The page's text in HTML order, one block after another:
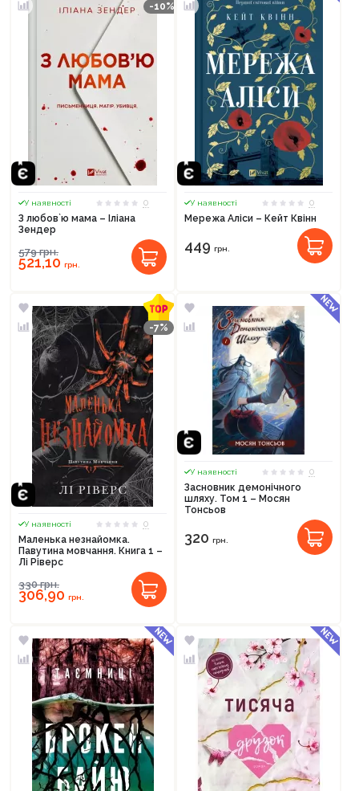
-10%
У наявності
0
З любов`ю мама – Іліана
Зендер
579грн.
521,10 грн.
У наявності
0
Мережа Аліси – Кейт Квінн
449 грн.
-7%
У наявності
0
Маленька незнайомка.
Павутина мовчання. Книга 1 –
Лі Ріверс
330грн.
306,90 грн.
У наявності
0
Засновник демонічного
шляху. Том 1 – Мосян
Тонсьов
320 грн.